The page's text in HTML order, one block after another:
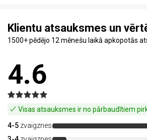
Klientu atsauksmes un
1500+ pēdējo 12 mēnešu laikā apkopotās
4.6
Visas atsauksmes ir no pārbaudītiem
4-5 zvaigznes